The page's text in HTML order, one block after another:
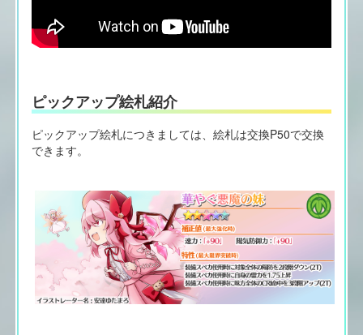
ピックアップ絵札紹介
ピックアップ絵札につきましては、絵札は交換P50で交換
できます。